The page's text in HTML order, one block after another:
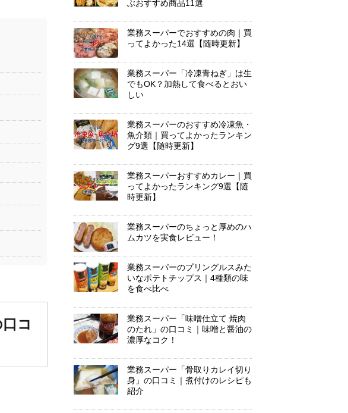
コ
ぶおすすめ商品11選
業務スーパーでおすすめの肉｜買
ってよかった14選【随時更新】
業務スーパー「冷凍青ねぎ」は生
でもOK？加熱して食べるとおい
しい
業務スーパーのおすすめ冷凍魚・
魚介類｜買ってよかったランキン
グ9選【随時更新】
業務スーパーおすすめカレー｜買
ってよかったランキング9選【随
時更新】
業務スーパーのちょっと厚めのハ
ムカツを実食レビュー！
業務スーパーのプリングルスみた
いなポテトチップス｜4種類の味
を食べ比べ
業務スーパー「味噌仕立て 焼肉
のたれ」の口コミ｜味噌と醤油の
濃厚なコク！
業務スーパー「骨取りカレイ切り
身」の口コミ｜煮付けのレシピも
紹介